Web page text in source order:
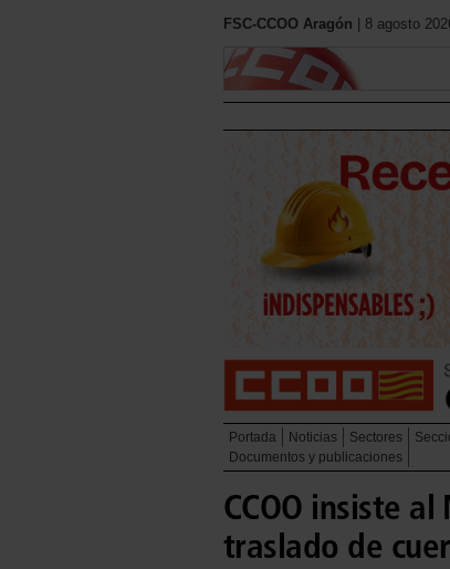
FSC-CCOO Aragón | 8 agosto
Portada Noticias Sectores
Documentos y publicaciones
CCOO insiste
traslado de